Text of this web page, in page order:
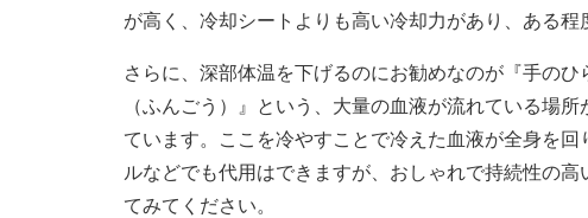
が高く、冷却シートよりも高い冷却力があり、ある程
さらに、深部体温を下げるのにお勧めなのが『手の
（ふんごう）』という、大量の血液が流れている場
ています。ここを冷やすことで冷えた血液が全身を
ルなどでも代用はできますが、おしゃれで持続性の
てみてください。